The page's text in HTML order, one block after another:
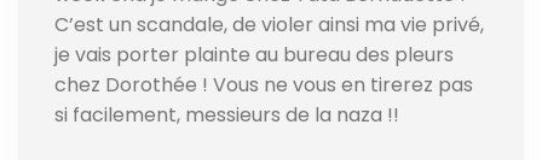
C’est un scandale, de violer ainsi ma vie privé,
je vais porter plainte au bureau des pleurs
chez Dorothée ! Vous ne vous en tirerez pas
si facilement, messieurs de la naza !!